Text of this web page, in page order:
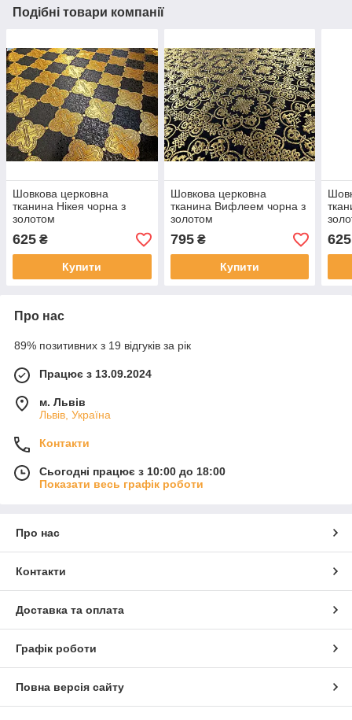
Подібні товари компанії
Шовкова церковна
тканина Нікея чорна з
золотом
625 ₴
Купити
Шовкова церковна
тканина Вифлеем чорна з
золотом
795₴
Купити
625
Про нас
89% позитивних з 19 відгуків за рік
Працює з 13.09.2024
м. Львів
Львів, Україна
Контакти
Сьогодні працює з 10:00 до 18:00
Показати весь графік роботи
Про нас
Контакти
Доставка та оплата
Графік роботи
Повна версія сайту